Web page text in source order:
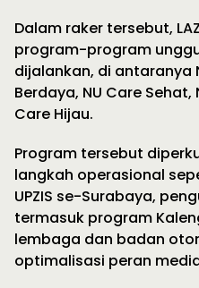
Dalam raker tersebut,
program-program
dijalankan, di antaranya
Berdaya, NU Care Sehat,
Care Hijau.
Program tersebut
langkah operasional
UPZIS se-Surabaya,
termasuk program
lembaga dan badan
optimalisasi peran